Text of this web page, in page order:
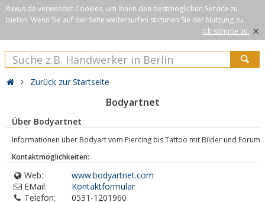
Axxus.de verwendet Cookies, um Ihnen den bestmöglichen Service zu
bieten. Wenn Sie auf der Seite weitersurfen stimmen Sie der Nutzung zu.
Ich stimme zu. ×
Zurück zur Startseite
Bodyartnet
Über Bodyartnet
Informationen über Bodyart vom Piercing bis Tattoo mit Bilder und Forum
Kontaktmöglichkeiten:
Web:
www.bodyartnet.com
EMail:
Kontaktformular
Telefon:
0531-1201960